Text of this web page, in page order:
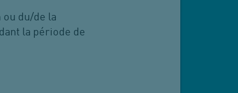
du/de la
la période de